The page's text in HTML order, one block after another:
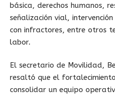
básica, derechos humanos,
señalización vial,
con infractores, entre otros
labor.
El secretario de Movilidad,
resaltó que el
consolidar un equipo